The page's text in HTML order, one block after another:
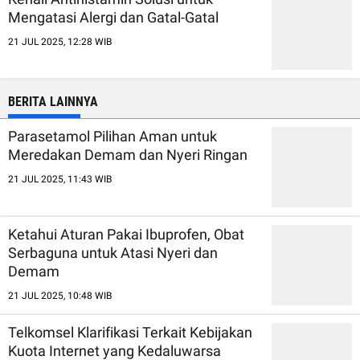
Mengatasi Alergi dan Gatal-Gatal
21 JUL 2025, 12:28 WIB
BERITA LAINNYA
Parasetamol Pilihan Aman untuk
Meredakan Demam dan Nyeri Ringan
21 JUL 2025, 11:43 WIB
Ketahui Aturan Pakai Ibuprofen, Obat
Serbaguna untuk Atasi Nyeri dan
Demam
21 JUL 2025, 10:48 WIB
Telkomsel Klarifikasi Terkait Kebijakan
Kuota Internet yang Kedaluwarsa